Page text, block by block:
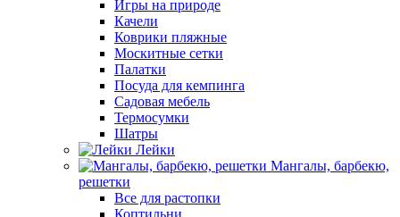
Игры на природе
Качели
Коврики пляжные
Москитные сетки
Палатки
Посуда для кемпинга
Садовая мебель
Термосумки
Шатры
Лейки
Мангалы, барбекю,
решетки
Все для растопки
Коптильни